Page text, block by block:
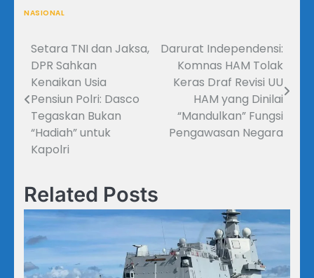
NASIONAL
Navigasi
pos
Setara TNI dan Jaksa,
DPR Sahkan
Kenaikan Usia
Pensiun Polri: Dasco
Tegaskan Bukan
“Hadiah” untuk
Kapolri
Darurat Independensi:
Komnas HAM Tolak
Keras Draf Revisi UU
HAM yang Dinilai
“Mandulkan” Fungsi
Pengawasan Negara
Related Posts